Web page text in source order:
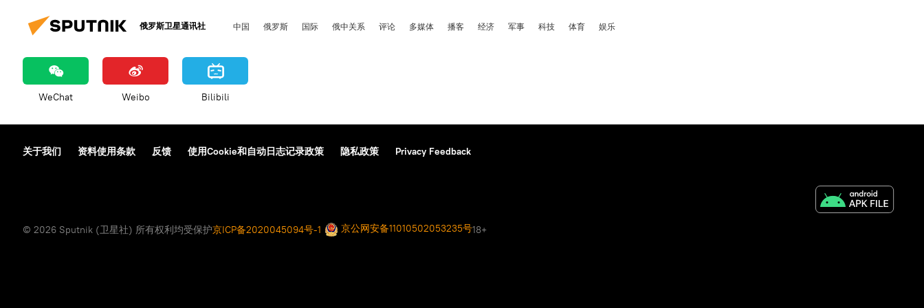
俄罗斯卫星通讯社 中国 俄罗斯 国际 俄中关系 评论 多媒体 播客 经济 军事 科技 体育 娱乐
WeChat Weibo Bilibili
关于我们 资料使用条款 反馈 使用Cookie和自动日志记录政策 隐私政策 Privacy Feedback
© 2026 Sputnik (卫星社) 所有权利均受保护京ICP备2020045094号-1 京公网安备11010502053235号18+